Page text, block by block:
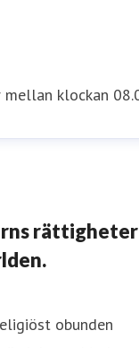
klockan
rättigheter
obunden